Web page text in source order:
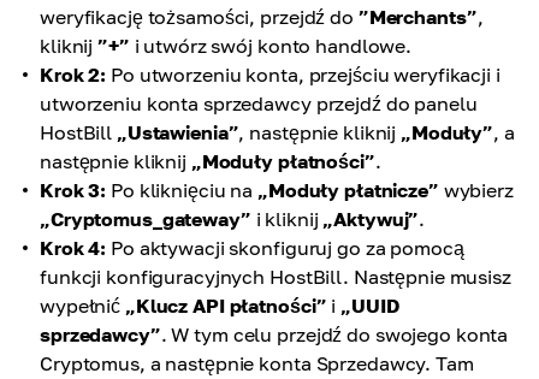
weryfikację tożsamości, przejdź do ”Merchants”,
kliknij”+” i utwórz swój konto handlowe.
Krok 2: Po utworzeniu konta, przejściu weryfikacji i
utworzeniu konta sprzedawcy przejdź do panelu
HostBill „Ustawienia”, następnie kliknij „Moduły”, a
następnie kliknij „Moduły płatności”.
Krok 3: Po kliknięciu na „Moduły płatnicze” wybierz
„Cryptomus_gateway” i kliknij „Aktywuj”.
Krok 4: Po aktywacji skonfiguruj go za pomocą
funkcji konfiguracyjnych HostBill. Następnie musisz
wypełnić „Klucz API płatności” i „UUID
sprzedawcy”. W tym celu przejdź do swojego konta
Cryptomus, a następnie konta Sprzedawcy. Tam